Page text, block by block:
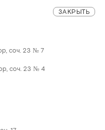
ЗАКРЫТЬ
соч. 23 № 7
соч. 23 № 4